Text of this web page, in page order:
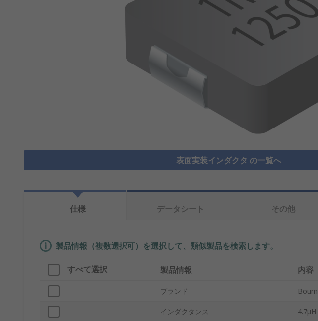
表面実装インダクタ の一覧へ
仕様 データシート その他
製品情報（複数選択可）を選択して、類似製品を検索します。
すべて選択 製品情報 内容
ブランド
インダクタンス 4.7μH